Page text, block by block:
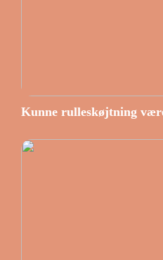
Kunne rulleskøjtning